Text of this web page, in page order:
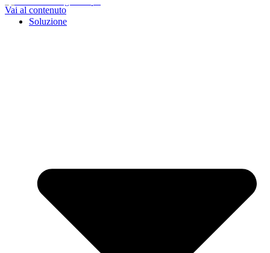
Vai al contenuto
Soluzione